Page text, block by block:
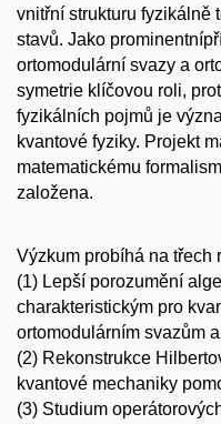
vnitřní strukturu fyzikálně
stavů. Jako
ortomodulární svazy a
symetrie klíčovou roli,
fyzikálních pojmů je
kvantové fyziky. Projekt
matematickému
založena.
Výzkum probíhá na třech
(1) Lepší porozumění
charakteristickým pro
ortomodulárním svazům
(2) Rekonstrukce
kvantové mechaniky
(3) Studium